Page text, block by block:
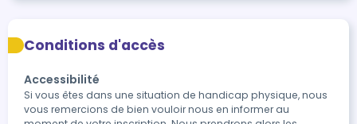
Conditions d'accès
Accessibilité
Si vous êtes dans une situation de handicap physique, nous
vous remercions de bien vouloir nous en informer au